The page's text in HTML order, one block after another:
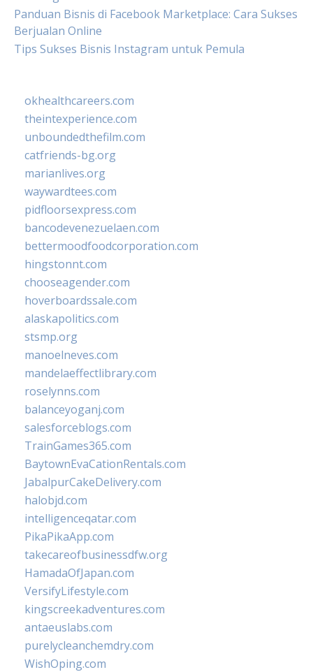
Panduan Bisnis di Facebook Marketplace: Cara Sukses
Berjualan Online
Tips Sukses Bisnis Instagram untuk Pemula
okhealthcareers.com
theintexperience.com
unboundedthefilm.com
catfriends-bg.org
marianlives.org
waywardtees.com
pidfloorsexpress.com
bancodevenezuelaen.com
bettermoodfoodcorporation.com
hingstonnt.com
chooseagender.com
hoverboardssale.com
alaskapolitics.com
stsmp.org
manoelneves.com
mandelaeffectlibrary.com
roselynns.com
balanceyoganj.com
salesforceblogs.com
TrainGames365.com
BaytownEvaCationRentals.com
JabalpurCakeDelivery.com
halobjd.com
intelligenceqatar.com
PikaPikaApp.com
takecareofbusinessdfw.org
HamadaOfJapan.com
VersifyLifestyle.com
kingscreekadventures.com
antaeuslabs.com
purelycleanchemdry.com
WishOping.com